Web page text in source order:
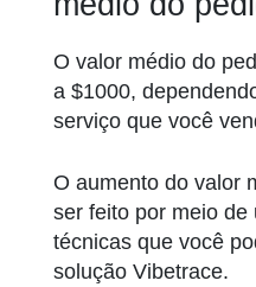
O valor médio do
a $1000,
serviço que você
O aumento do valor
ser feito por meio de
técnicas que você
solução Vibetrace.